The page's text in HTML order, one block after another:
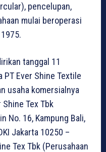
pencelupan,
mulai beroperasi
tanggal 11
PT Ever Shine Textile
usaha komersialnya
Tex Tbk
No. 16, Kampung Bali,
Jakarta 10250 –
Tex Tbk (Perusahaan